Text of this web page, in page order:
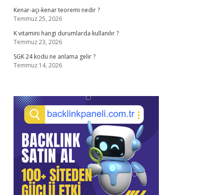
Kenar-açı-kenar teoremi nedir ?
Temmuz 25, 2026
K vitamini hangi durumlarda kullanılır ?
Temmuz 23, 2026
SGK 24 kodu ne anlama gelir ?
Temmuz 14, 2026